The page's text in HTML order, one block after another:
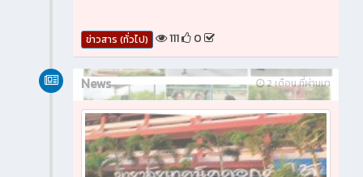
ข่าวสาร (ทั่วไป) 111 0
2 เดือน ที่ผ่านมา
News